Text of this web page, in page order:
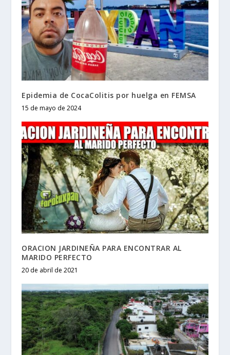
Epidemia de CocaColitis por huelga en FEMSA
15 de mayo de 2024
ORACION JARDINEÑA PARA ENCONTRAR AL
MARIDO PERFECTO
20 de abril de 2021